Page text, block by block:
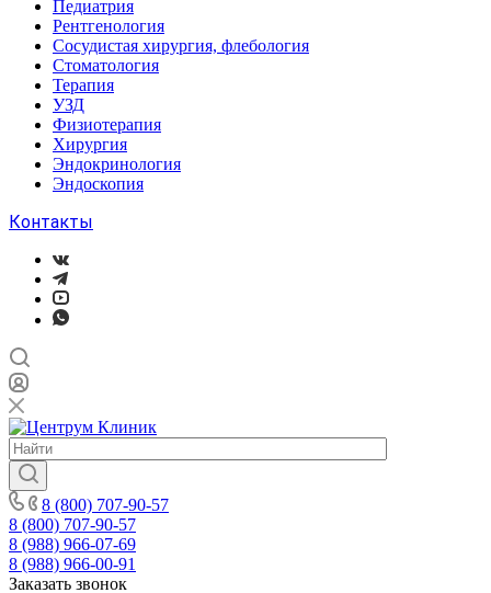
Педиатрия
Рентгенология
Сосудистая хирургия, флебология
Стоматология
Терапия
УЗД
Физиотерапия
Хирургия
Эндокринология
Эндоскопия
Контакты
8 (800) 707-90-57
8 (800) 707-90-57
8 (988) 966-07-69
8 (988) 966-00-91
Заказать звонок